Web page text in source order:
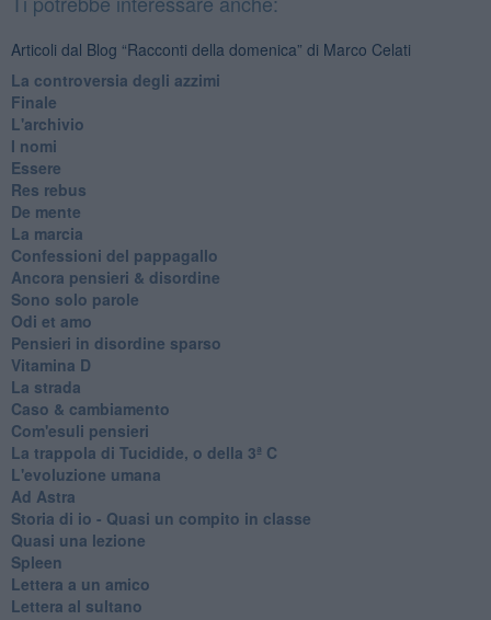
Articoli dal Blog “Racconti della domenica” di Marco Celati
La controversia degli azzimi
Finale
L'archivio
I nomi
Essere
Res rebus
De mente
La marcia
Confessioni del pappagallo
Ancora pensieri & disordine
Sono solo parole
Odi et amo
Pensieri in disordine sparso
Vitamina D
La strada
Caso & cambiamento
Com'esuli pensieri
La trappola di Tucidide, o della 3ª C
L'evoluzione umana
Ad Astra
Storia di io - Quasi un compito in classe
Quasi una lezione
Spleen
Lettera a un amico
Lettera al sultano